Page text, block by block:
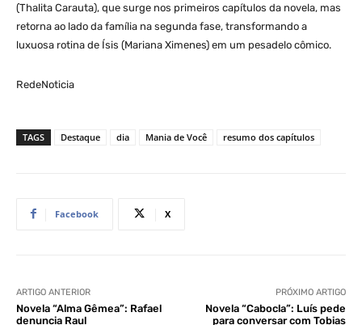
(Thalita Carauta), que surge nos primeiros capítulos da novela, mas
retorna ao lado da família na segunda fase, transformando a
luxuosa rotina de Ísis (Mariana Ximenes) em um pesadelo cômico.
RedeNoticia
TAGS Destaque dia Mania de Você resumo dos capítulos
Facebook X
ARTIGO ANTERIOR
Novela “Alma Gêmea”: Rafael
denuncia Raul
PRÓXIMO ARTIGO
Novela “Cabocla”: Luís pede
para conversar com Tobias